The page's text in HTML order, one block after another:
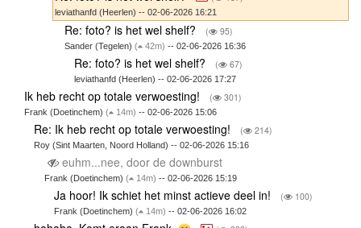
leviathanfd (Heerlen) -- 02-06-2026 16:21
Re: foto? is het wel shelf? ( 95)
Sander (Tegelen) ( 42m) -- 02-06-2026 16:36
Re: foto? is het wel shelf? ( 67)
leviathanfd (Heerlen) -- 02-06-2026 17:27
Ik heb recht op totale verwoesting! ( 301)
Frank (Doetinchem) ( 14m) -- 02-06-2026 15:06
Re: Ik heb recht op totale verwoesting! ( 214)
Roy (Sint Maarten, Noord Holland) -- 02-06-2026 15:16
euhm...nee, door de downburst
Frank (Doetinchem) ( 14m) -- 02-06-2026 15:19
Ja hoor! Ik schiet het minst actieve deel in! ( 100)
Frank (Doetinchem)( 14m) -- 02-06-2026 16:02